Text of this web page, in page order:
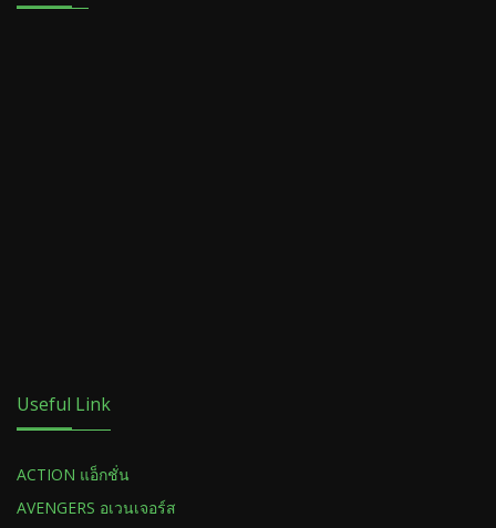
Useful Link
ACTION แอ็กชั่น
AVENGERS อเวนเจอร์ส